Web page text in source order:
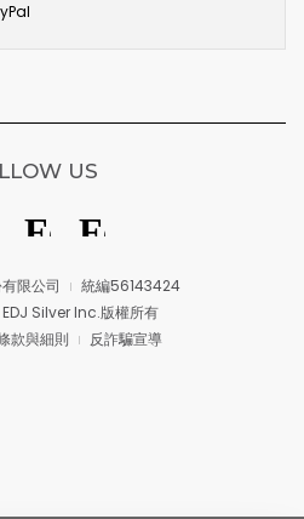
限公司
統編56143424
Silver Inc.版權所有
款與細則 反詐騙宣導
US